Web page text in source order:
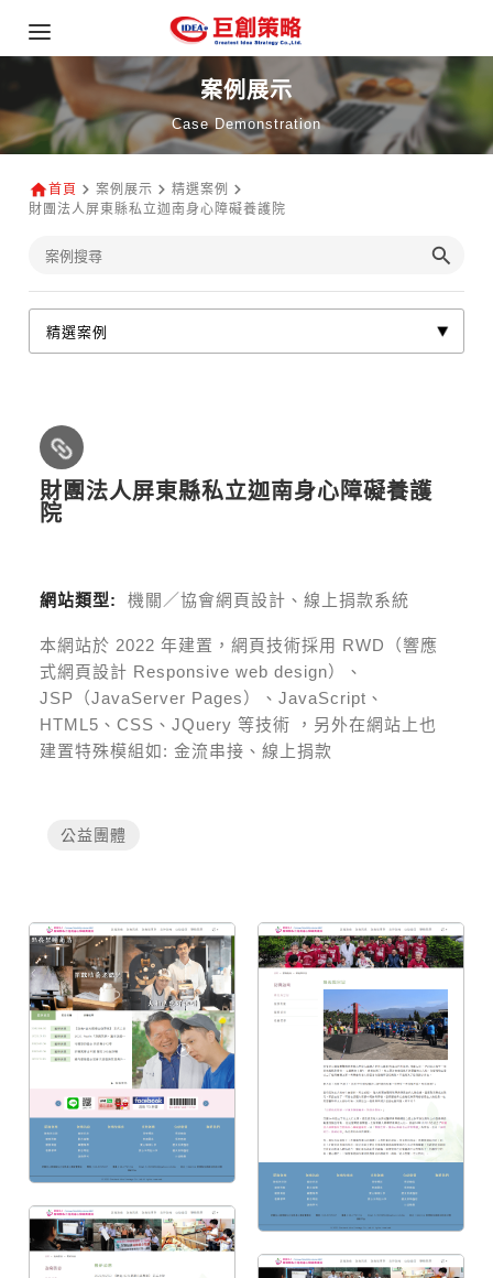
案例展示
Case Demonstration
首頁 案例展示
精選案例
財團法人屏東縣私立迦南身心障礙養護院
財團法人屏東縣私立迦南身心障礙養護
院
網站類型: 機關／協會網頁設計、線上捐款系統
本網站於 2022 年建置，網頁技術採用 RWD（響應
式網頁設計 Responsive web design）、
JSP（JavaServer Pages）、JavaScript、
HTML5、CSS、JQuery 等技術
，另外在網站上也
建置特殊模組如:金流串接、線上捐款
公益團體